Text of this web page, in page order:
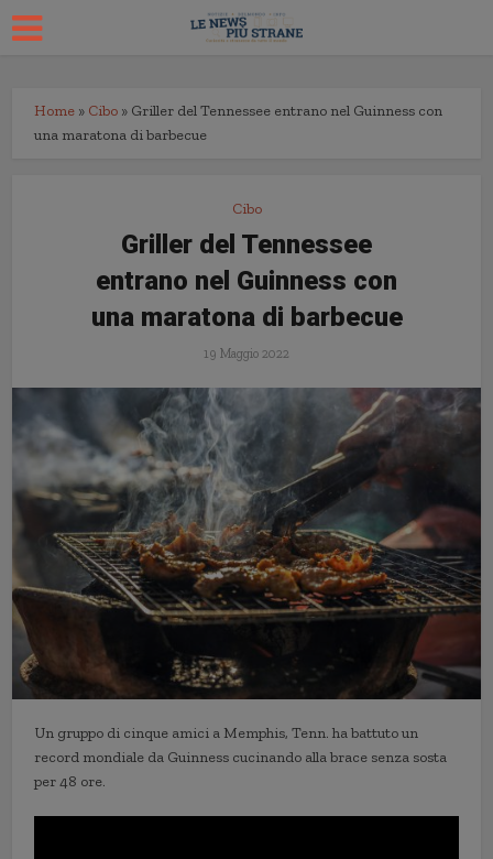
Home » Cibo » Griller del Tennessee entrano nel Guinness con
una maratona di barbecue
Cibo
Griller del Tennessee
entrano nel Guinness con
una maratona di barbecue
19 Maggio 2022
Un gruppo di cinque amici a Memphis, Tenn. ha battuto un
record mondiale da Guinness cucinando alla brace senza sosta
per 48 ore.